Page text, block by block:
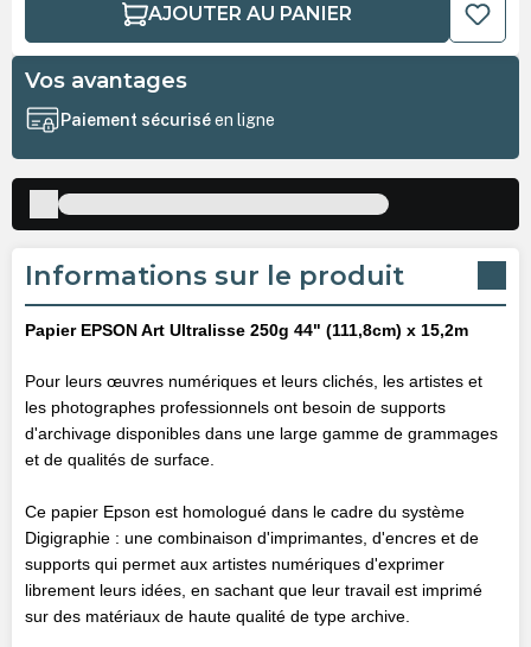
AJOUTER AU PANIER
Vos avantages
Paiement sécuriséen ligne
Informations sur le produit
Papier EPSON Art Ultralisse 250g 44" (111,8cm) x 15,2m
Pour leurs œuvres numériques et leurs clichés, les artistes et
les photographes professionnels ont besoin de supports
d'archivage disponibles dans une large gamme de grammages
et de qualités de surface.
Ce papier Epson est homologué dans le cadre du système
Digigraphie : une combinaison d'imprimantes, d'encres et de
supports qui permet aux artistes numériques d'exprimer
librement leurs idées, en sachant que leur travail est imprimé
sur des matériaux de haute qualité de type archive.